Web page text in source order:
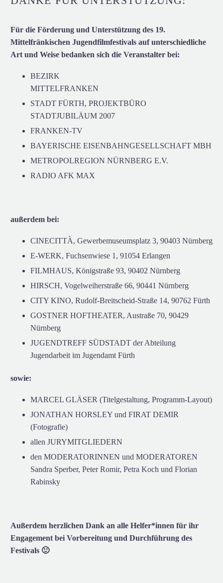
Für die Förderung und Unterstützung des 19.
Mittelfränkischen Jugendfilmfestivals auf unterschiedliche
Art und Weise bedanken sich die Veranstalter bei:
BEZIRK
MITTELFRANKEN
STADT FÜRTH, PROJEKTBÜRO
STADTJUBILÄUM 2007
FRANKEN-TV
BAYERISCHE EISENBAHNGESELLSCHAFT MBH
METROPOLREGION NÜRNBERG E.V.
RADIO AFK MAX
außerdem bei:
CINECITTÀ, Gewerbemuseumsplatz 3, 90403 Nürnberg
E-WERK, Fuchsenwiese 1, 91054 Erlangen
FILMHAUS, Königstraße 93, 90402 Nürnberg
HIRSCH, Vogelweiherstraße 66, 90441 Nürnberg
CITY KINO, Rudolf-Breitscheid-Straße 14, 90762 Fürth
GOSTNER HOFTHEATER, Austraße 70, 90429
Nürnberg
JUGENDTREFF SÜDSTADT der Abteilung
Jugendarbeit im Jugendamt Fürth
sowie:
MARCEL GLÄSER (Titelgestaltung, Programm-Layout)
JONATHAN HORSLEY und FIRAT DEMIR
(Fotografie)
allen JURYMITGLIEDERN
den MODERATORINNEN und MODERATOREN
Sandra Sperber, Peter Romir, Petra Koch und Florian
Rabinsky
Außerdem herzlichen Dank an alle Helfer*innen für ihr
Engagement bei Vorbereitung und Durchführung des
Festivals 🙂